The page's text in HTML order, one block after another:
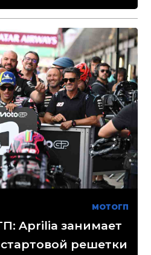
МОТОГП
Aprilia занимает
решетки